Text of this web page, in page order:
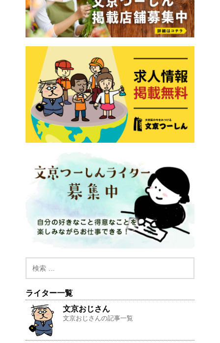
ライター一覧
文京おじさん
文京おじさんの記事一覧